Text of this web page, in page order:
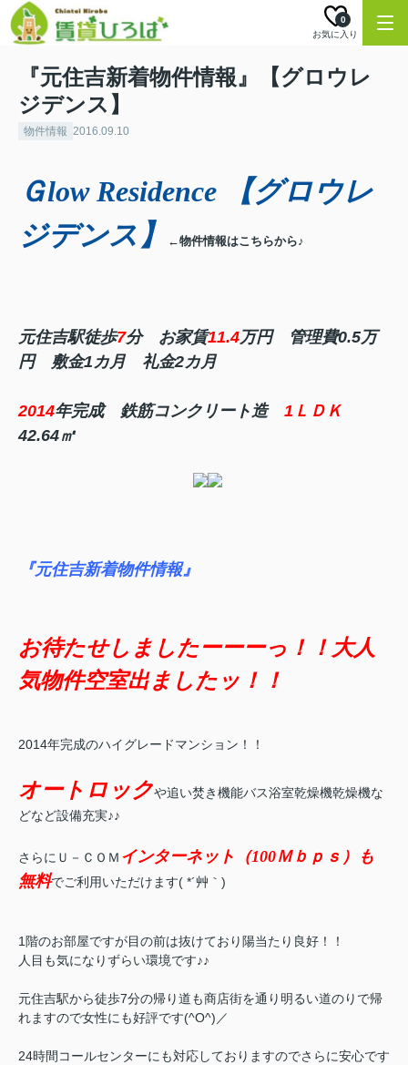
お気に入り
0
『元住吉新着物件情報』【グロウレ
ジデンス】
物件情報 2016.09.10
Ｇlow Residence 【グロウレ
ジデンス】
←物件情報はこちらから♪
元住吉駅徒歩7分 お家賃11.4万円 管理費0.5万
円 敷金1カ月 礼金2カ月
2014年完成 鉄筋コンクリート造 1ＬＤＫ
42.64㎡
『元住吉新着物件情報』
お待たせしましたーーーっ！！大人
気物件空室出ましたッ！！
2014年完成のハイグレードマンション！！
オートロックや追い焚き機能バス浴室乾燥機乾燥機な
どなど設備充実♪♪
さらにＵ－ＣＯＭ インターネット（100Ｍｂｐｓ）も
無料でご利用いただけます( *´艸｀)
1階のお部屋ですが目の前は抜けており陽当たり良好！！
人目も気になりずらい環境です♪♪
元住吉駅から徒歩7分の帰り道も商店街を通り明るい道のりで帰
れますので女性にも好評です(^O^)／
24時間コールセンターにも対応しておりますのでさらに安心です